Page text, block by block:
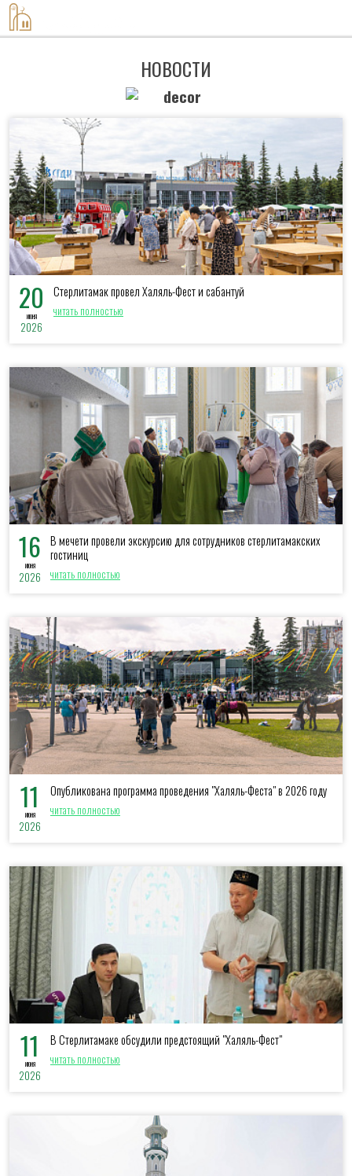
НОВОСТИ
20
июня
2026
Стерлитамак провел Халяль-Фест и сабантуй
читать полностью
16
июня
2026
В мечети провели экскурсию для сотрудников стерлитамакских
гостиниц
читать полностью
11
июня
2026
Опубликована программа проведения "Халяль-Феста" в 2026 году
читать полностью
11
июня
2026
В Стерлитамаке обсудили предстоящий "Халяль-Фест"
читать полностью